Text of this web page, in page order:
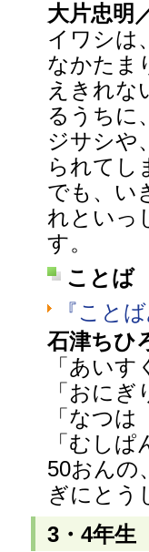
大片忠明
イワシは
なかたま
えきれな
るうちに
ジサシや
られてし
でも、い
れといっ
す。
ことば
『こと
石津ち
「あい
「おに
「なつ
「むし
50おんの
ぎにとう
3・4年生